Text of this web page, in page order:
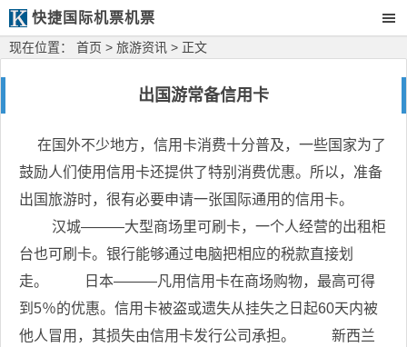
快捷国际机票机票
现在位置： 首页 > 旅游资讯 > 正文
出国游常备信用卡
在国外不少地方，信用卡消费十分普及，一些国家为了
鼓励人们使用信用卡还提供了特别消费优惠。所以，准备
出国旅游时，很有必要申请一张国际通用的信用卡。
汉城———大型商场里可刷卡，一个人经营的出租柜
台也可刷卡。银行能够通过电脑把相应的税款直接划
走。 日本———凡用信用卡在商场购物，最高可得
到5％的优惠。信用卡被盗或遗失从挂失之日起60天内被
他人冒用，其损失由信用卡发行公司承担。 新西兰